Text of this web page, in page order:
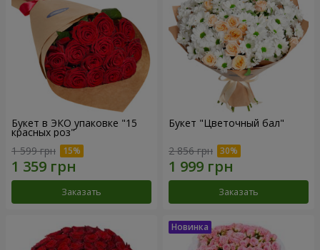
Букет в ЭКО упаковке "15
красных роз"
1 599 грн
Заказать
Букет "Цветочный бал"
2 856 грн
Заказать